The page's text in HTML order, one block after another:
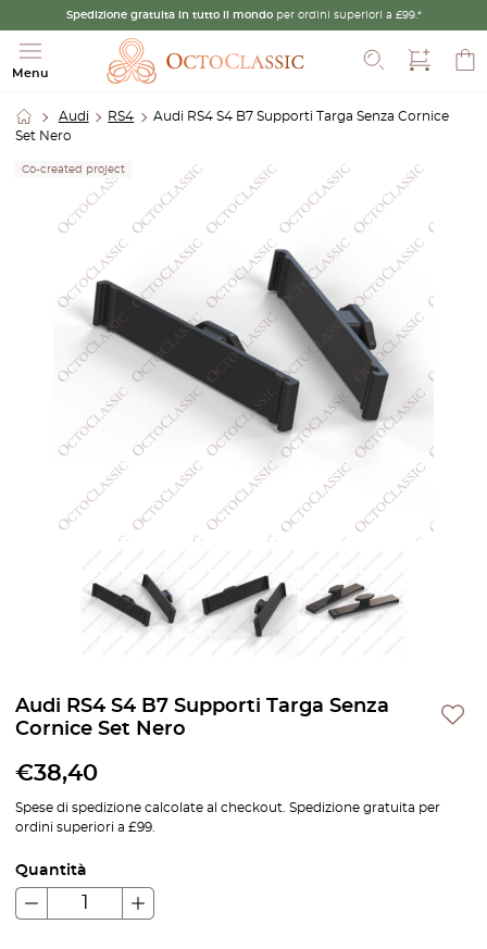
Spedizione gratuita in tutto il mondo per ordini superiori a £99.*
Menu
Cerca
Audi RS4
Audi RS4 S4 B7 Supporti Targa Senza Cornice
Set Nero
Co-created project
Audi RS4 S4 B7 Supporti Targa Senza
Cornice Set Nero
€38,40
Spese di spedizione calcolate al checkout. Spedizione gratuita per
ordini superiori a £99.
Quantità